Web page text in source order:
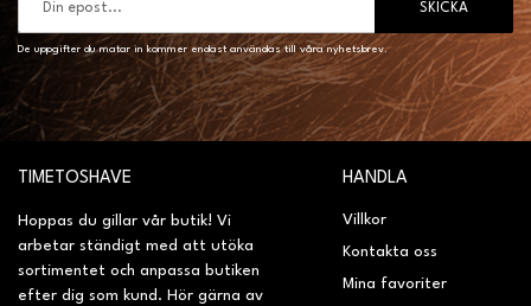
SKICKA
De uppgifter du matar in kommer endast användas till våra nyhetsbrev.
TIMETOSHAVE
Hoppas du gillar vår butik! Vi
arbetar ständigt med att utöka
sortimentet och anpassa butiken
efter dig som kund. Hör gärna av
HANDLA
Villkor
Kontakta oss
Mina favoriter